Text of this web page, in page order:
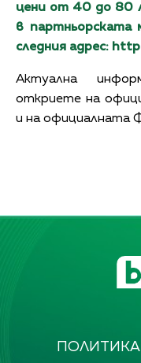
цени от 40 до 80
в партньорската
следния адрес:
Актуална
откриете на
и на официалната